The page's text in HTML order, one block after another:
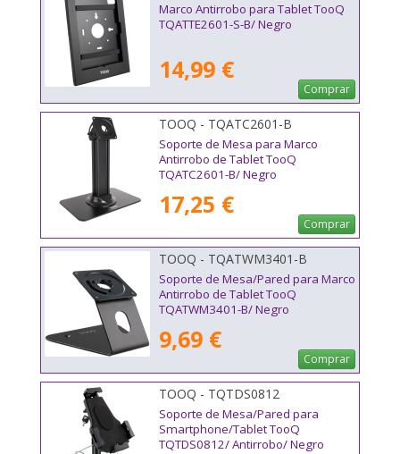
Marco Antirrobo para Tablet TooQ
TQATTE2601-S-B/ Negro
14,99 €
Comprar
TOOQ - TQATC2601-B
Soporte de Mesa para Marco
Antirrobo de Tablet TooQ
TQATC2601-B/ Negro
17,25 €
Comprar
TOOQ - TQATWM3401-B
Soporte de Mesa/Pared para Marco
Antirrobo de Tablet TooQ
TQATWM3401-B/ Negro
9,69 €
Comprar
TOOQ - TQTDS0812
Soporte de Mesa/Pared para
Smartphone/Tablet TooQ
TQTDS0812/ Antirrobo/ Negro